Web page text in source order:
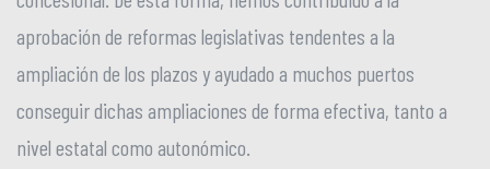
aprobación de reformas legislativas tendentes a la
ampliación de los plazos y ayudado a muchos puertos
conseguir dichas ampliaciones de forma efectiva, tanto a
nivel estatal como autonómico.